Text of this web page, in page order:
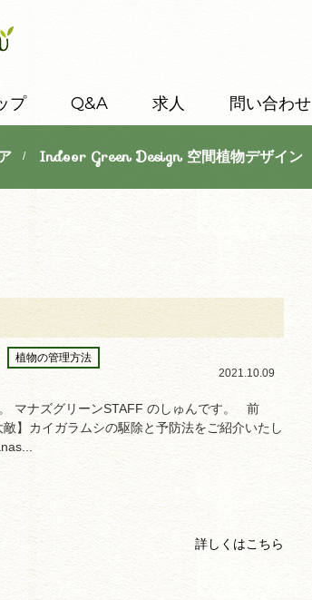
プ Q&A 求人 問い合わせ
/ Indoor Green Design 空間植物デザイン
2021.10.09
植物の管理方法
マナズグリーンSTAFF のしゅんです。 前
】カイガラムシの駆除と予防法をご紹介いたし
詳しくはこちら